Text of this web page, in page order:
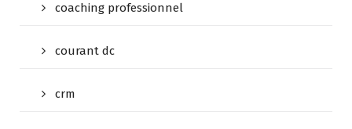
coaching professionnel
courant dc
crm